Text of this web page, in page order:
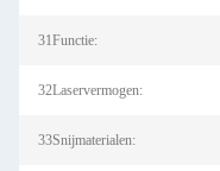
31Functie:
32Laservermogen:
33Snijmaterialen: